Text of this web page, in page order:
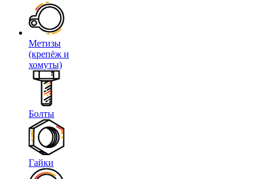
Метизы
(крепёж и
хомуты)
Болты
Гайки